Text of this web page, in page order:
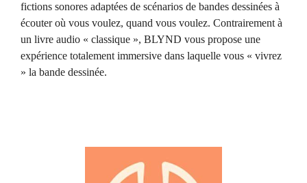
fictions sonores adaptées de scénarios de bandes dessinées à
écouter où vous voulez, quand vous voulez. Contrairement à
un livre audio « classique », BLYND vous propose une
expérience totalement immersive dans laquelle vous « vivrez
» la bande dessinée.